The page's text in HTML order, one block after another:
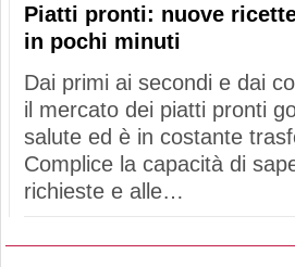
Piatti pronti: nuove
in pochi minuti
Dai primi ai secondi e dai
il mercato dei piatti pronti
salute ed è in costante
Complice la capacità di
richieste e alle…